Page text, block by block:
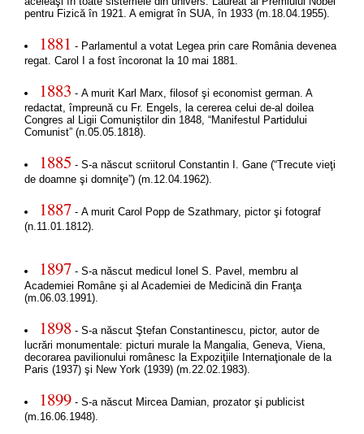
pentru Fizică în 1921. A emigrat în SUA, în 1933 (m.18.04.1955).
1881 - Parlamentul a votat Legea prin care România devenea
regat. Carol I a fost încoronat la 10 mai 1881.
1883 - A murit Karl Marx, filosof şi economist german. A
redactat, împreună cu Fr. Engels, la cererea celui de-al doilea
Congres al Ligii Comuniştilor din 1848, “Manifestul Partidului
Comunist” (n.05.05.1818).
1885 - S-a născut scriitorul Constantin I. Gane (“Trecute vieţi
de doamne şi domniţe”) (m.12.04.1962).
1887 - A murit Carol Popp de Szathmary, pictor şi fotograf
(n.11.01.1812).
1897 - S-a născut medicul Ionel S. Pavel, membru al
Academiei Române şi al Academiei de Medicină din Franţa
(m.06.03.1991).
1898- S-a născut Ştefan Constantinescu, pictor, autor de
lucrări monumentale: picturi murale la Mangalia, Geneva, Viena,
decorarea pavilionului românesc la Expoziţiile Internaţionale de la
Paris (1937) şi New York (1939) (m.22.02.1983).
1899- S-a născut Mircea Damian, prozator şi publicist
(m.16.06.1948).